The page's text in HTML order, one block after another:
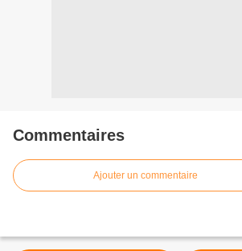
Commentaires
Ajouter un commentaire